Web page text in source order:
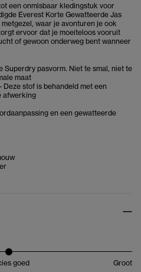
een onmisbaar kledingstuk voor
Everest Korte Gewatteerde Jas
waar je avonturen je ook
ervoor dat je moeiteloos vooruit
of gewoon onderweg bent wanneer
Superdry pasvorm. Niet te smal, niet te
maat
stof is behandeld met een
afwerking
en een gewatteerde
goed Groot